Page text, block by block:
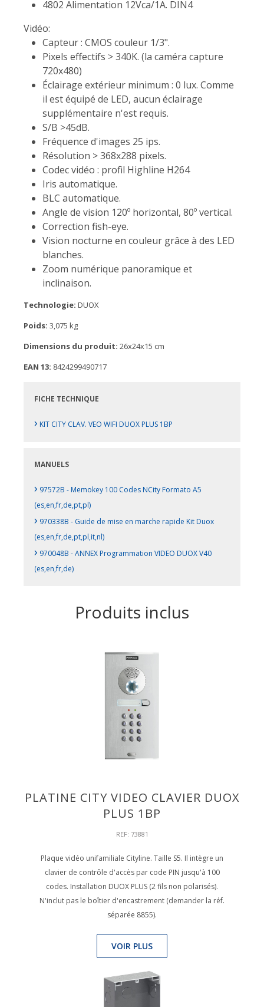
4802 Alimentation 12Vca/1A. DIN4
Vidéo:
Capteur : CMOS couleur 1/3".
Pixels effectifs > 340K. (la caméra capture
720x480)
Éclairage extérieur minimum : 0 lux. Comme
il est équipé de LED, aucun éclairage
supplémentaire n'est requis.
S/B >45dB.
Fréquence d'images 25 ips.
Résolution > 368x288 pixels.
Codec vidéo : profil Highline H264
Iris automatique.
BLC automatique.
Angle de vision 120º horizontal, 80º vertical.
Correction fish-eye.
Vision nocturne en couleur grâce à des LED
blanches.
Zoom numérique panoramique et
inclinaison.
Technologie: DUOX
Poids: 3,075 kg
Dimensions du produit: 26x24x15 cm
EAN 13: 8424299490717
FICHE TECHNIQUE
› KIT CITY CLAV. VEO WIFI DUOX PLUS 1BP
MANUELS
› 97572B - Memokey 100 Codes NCity Formato A5
(es,en,fr,de,pt,pl)
› 970338B - Guide de mise en marche rapide Kit Duox
(es,en,fr,de,pt,pl,it,nl)
› 970048B - ANNEX Programmation VIDEO DUOX V40
(es,en,fr,de)
Produits inclus
PLATINE CITY VIDEO CLAVIER DUOX
PLUS 1BP
REF: 73881
Plaque vidéo unifamiliale Cityline. Taille S5. Il intègre un
clavier de contrôle d'accès par code PIN jusqu'à 100
codes. Installation DUOX PLUS (2 fils non polarisés).
N'inclut pas le boîtier d'encastrement (demander la réf.
séparée 8855).
VOIR PLUS